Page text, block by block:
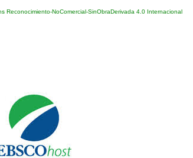
Reconocimiento-NoComercial-SinObraDerivada 4.0 Internacional